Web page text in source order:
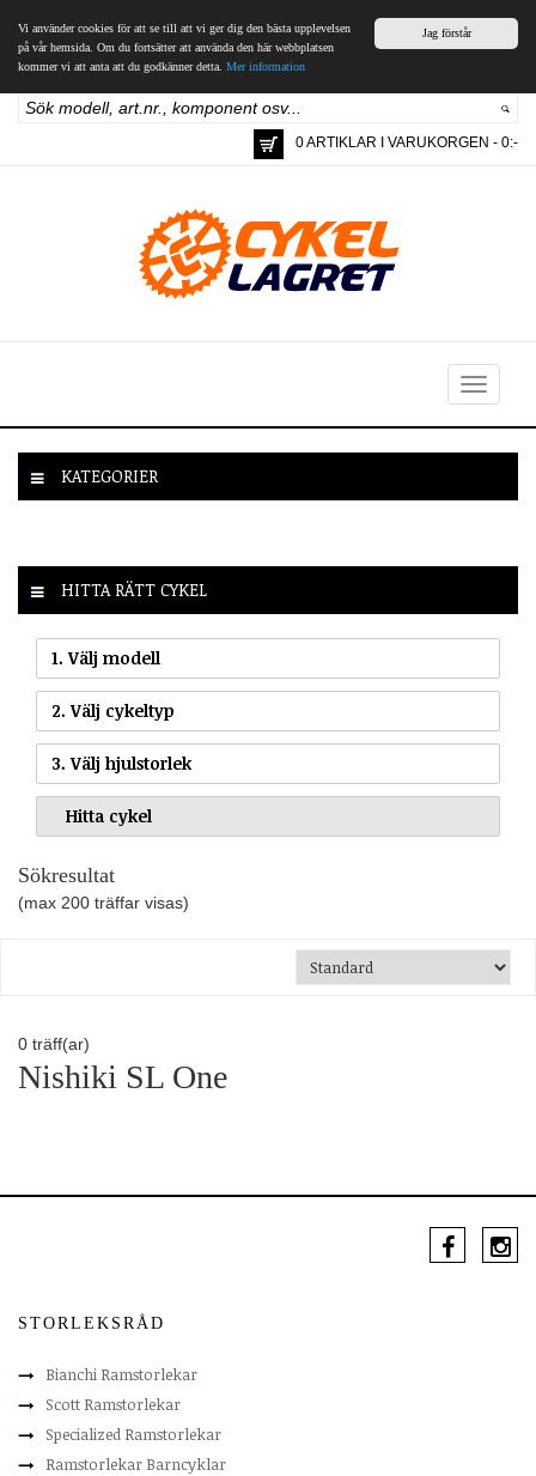
Jag förstår
Vi använder cookies för att se till att vi ger dig den bästa upplevelsen
på vår hemsida. Om du fortsätter att använda den här webbplatsen
kommer vi att anta att du godkänner detta. Mer information
0 ARTIKLAR I VARUKORGEN - 0:-
Toggle
navigation
KATEGORIER
HITTA RÄTT CYKEL
1. Välj modell
2. Välj cykeltyp
3. Välj hjulstorlek
Sökresultat
(max 200 träffar visas)
0 träff(ar)
Nishiki SL One
STORLEKSRÅD
Bianchi Ramstorlekar
Scott Ramstorlekar
Specialized Ramstorlekar
Ramstorlekar Barncyklar